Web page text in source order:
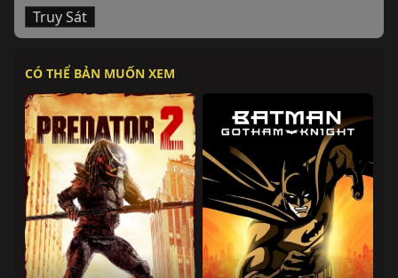
Truy Sát
CÓ THỂ BẢN MUỐN XEM